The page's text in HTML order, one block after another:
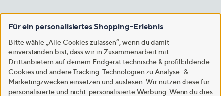
Für ein personalisiertes Shopping-Erlebnis
Bitte wähle „Alle Cookies zulassen“, wenn du damit
einverstanden bist, dass wir in Zusammenarbeit mit
Drittanbietern auf deinem Endgerät technische & profilbildende
Cookies und andere Tracking-Technologien zu Analyse- &
Marketingzwecken einsetzen und auslesen. Wir nutzen diese für
personalisierte und nicht-personalisierte Werbung. Wenn du dies